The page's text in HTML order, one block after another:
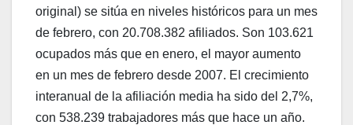
original) se sitúa en niveles históricos para un mes
de febrero, con 20.708.382 afiliados. Son 103.621
ocupados más que en enero, el mayor aumento
en un mes de febrero desde 2007. El crecimiento
interanual de la afiliación media ha sido del 2,7%,
con 538.239 trabajadores más que hace un año.